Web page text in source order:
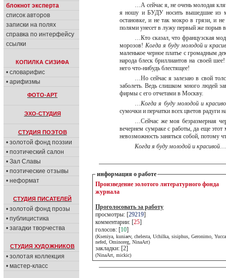
блокнот эксперта
список авторов
записки на полях
справка по интерфейсу
ссылки
КОПИЛКА СИЗИФА
• словарифис
• арифизмы
ФОТО-АРТ
ЭХО-СТУДИЯ
СТУДИЯ ПОЭТОВ
• золотой фонд поэзии
• поэтический салон
• Зал Славы
• поэтические отзывы
• неформат
СТУДИЯ ПИСАТЕЛЕЙ
• золотой фонд прозы
• публицистика
• загадки творчества
СТУДИЯ ХУДОЖНИКОВ
• золотая коллекция
• мастер-класс
…А сейчас я, не очень молодая
я ношу и БУДУ носить вышедшие из
остановке, и не так мокро в грязи, и
полями унесет в лужу первый же порыв
…Кто сказал, что французская
морозов! Когда я буду молодой и
маленькое черное платье с громадным
народа блеск бриллиантов на своей
него что-нибудь блестящее!
…Но сейчас я залезаю в свой
заболеть. Ведь слишком много людей
фирмы с его отчетами в Москву.
…Когда я буду молодой и
сумочки и перчатки всех цветов радуги
…Сейчас же моя безразмерная
вечернем сумраке с работы, да еще
невозможность заняться собой,
Когда я буду молодой и красивой
информация о работе
Произведение золотого литературного фонда
журнала
Проголосовать за работу
просмотры: [29219]
комментарии: [25]
голосов: [10]
(Kseniya, kuniaev, chelesta, Uchilka, sisiphus, Geronimo,
nefed, Ominoreg, NinaArt)
закладки: [2]
(NinaArt, mickic)